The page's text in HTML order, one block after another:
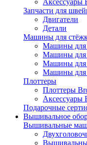
Аксессуары
Запчасти для
Двигатели
Детали
Машины для
Машины для
Машины для
Машины для
Машины для
Плоттеры
Плоттеры
Аксессуары
Подарочные
Вышивальное
Вышивальные